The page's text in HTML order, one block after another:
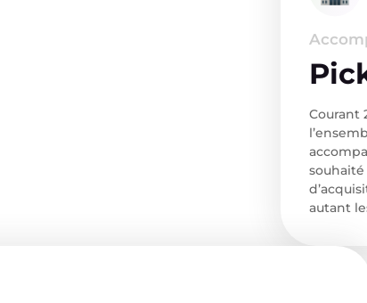
Courant
autant